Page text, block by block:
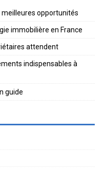
meilleures opportunités
immobilière en France
attendent
indispensables à
guide